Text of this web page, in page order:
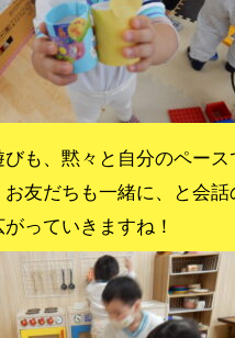
びも、黙々と自分のペー
お友だちも一緒に、と会話
っていきますね！